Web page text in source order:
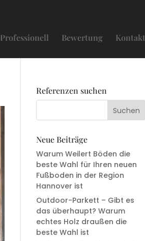
Professionell Bewertung Kontakt
Referenzen suchen
Neue Beiträge
Warum Weilert Böden die
beste Wahl für Ihren neuen
Fußboden in der Region
Hannover ist
Outdoor-Parkett – Gibt es
das überhaupt? Warum
echtes Holz draußen die
beste Wahl ist